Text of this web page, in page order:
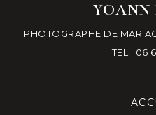
YOANN
PHOTOGRAPHE DE
TEL : 06